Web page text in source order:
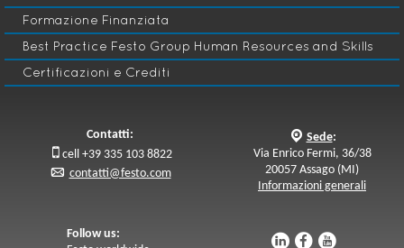
Formazione Finanziata
Best Practice Festo Group Human Resources and Skills
Certificazioni e Crediti
Contatti:
 cell +39 335 103 8822
p contatti@festo.com
q Sede:
Via Enrico Fermi, 36/38
20057 Assago (MI)
Informazioni generali
Follow us: u s v